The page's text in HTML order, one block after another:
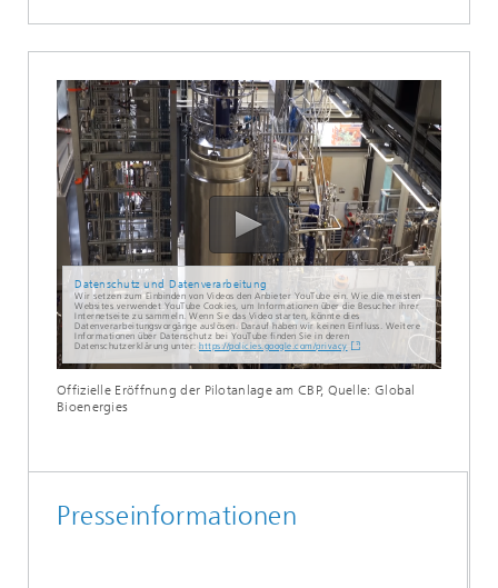
Datenschutz und Datenverarbeitung
Wir setzen zum Einbinden von Videos den Anbieter YouTube ein. Wie die meisten
Websites verwendet YouTube Cookies, um Informationen über die Besucher ihrer
Internetseite zu sammeln. Wenn Sie das Video starten, könnte dies
Datenverarbeitungsvorgänge auslösen. Darauf haben wir keinen Einfluss. Weitere
Informationen über Datenschutz bei YouTube finden Sie in deren
Datenschutzerklärung unter: https://policies.google.com/privacy
Offizielle Eröffnung der Pilotanlage am CBP, Quelle: Global
Bioenergies
Presseinformationen